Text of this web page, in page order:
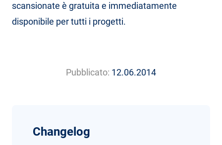
scansionate è gratuita e immediatamente
disponibile per tutti i progetti.
Pubblicato: 12.06.2014
Changelog